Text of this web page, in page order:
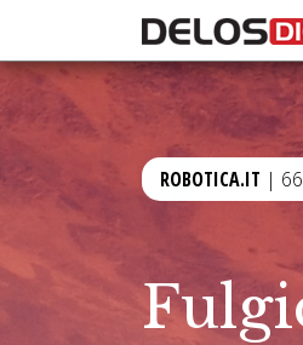
ROBOTICA.IT | 66